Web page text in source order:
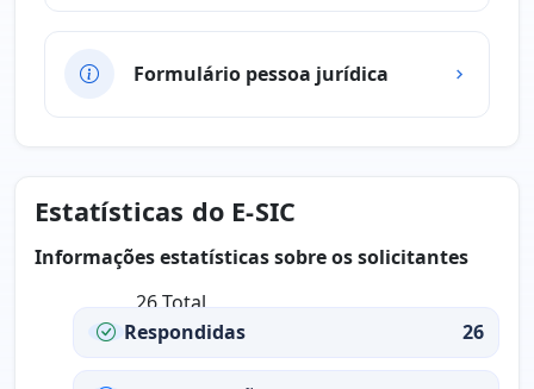
Formulário pessoa jurídica
Estatísticas do E-SIC
Informações estatísticas sobre os solicitantes
26 Total
Respondidas
26